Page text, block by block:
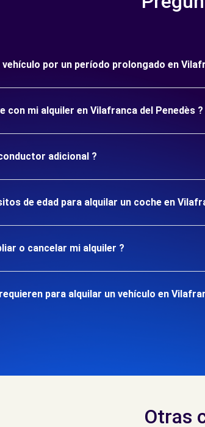
vehículo por un período prolongado en
con mi alquiler en Vilafranca del Penedès ?
adicional ?
de edad para alquilar un coche en
o cancelar mi alquiler ?
para alquilar un vehículo en
Otras